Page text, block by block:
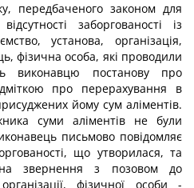
передбаченого законом для
заборгованості із
установа, організація,
фізична особа, які проводили
виконавцю постанову про
про перерахування в
йому сум аліментів.
суми аліментів не були
письмово повідомляє
що утворилася, та
звернення з позовом до
фізичної особи -